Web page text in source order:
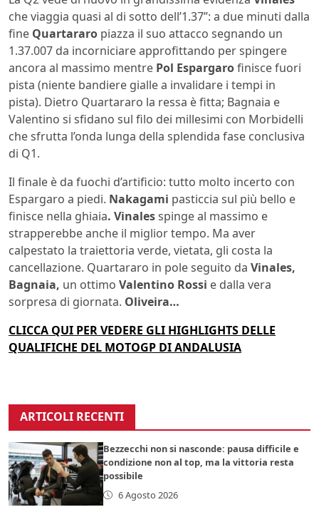
che viaggia quasi al di sotto dell’1.37”: a due minuti dalla
fine Quartararo piazza il suo attacco segnando un
1.37.007 da incorniciare approfittando per spingere
ancora al massimo mentre Pol Espargarofinisce fuori
pista (niente bandiere gialle a invalidare i tempi in
pista). Dietro Quartararo la ressa è fitta; Bagnaia e
Valentino si sfidano sul filo dei millesimi con Morbidelli
che sfrutta l’onda lunga della splendida fase conclusiva
di Q1.
Il finale è da fuochi d’artificio: tutto molto incerto con
Espargaro a piedi. Nakagami pasticcia sul più bello e
finisce nella ghiaia. Vinalesspinge al massimo e
strapperebbe anche il miglior tempo. Ma aver
calpestato la traiettoria verde, vietata, gli costa la
cancellazione. Quartararo in pole seguito da Vinales,
Bagnaia, un ottimo Valentino Rossi e dalla vera
sorpresa di giornata. Oliveira…
CLICCA QUI PER VEDERE GLI HIGHLIGHTS DELLE
QUALIFICHE DEL MOTOGP DI ANDALUSIA
ARTICOLI RECENTI
Bezzecchi non si nasconde: pausa difficile e
condizione non al top, ma la vittoria resta
possibile
6 Agosto 2026